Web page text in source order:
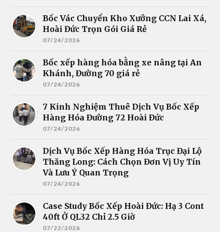
Bốc Vác Chuyển Kho Xưởng CCN Lai Xá,
Hoài Đức Trọn Gói Giá Rẻ
07/24/2026
Bốc xếp hàng hóa bằng xe nâng tại An
Khánh, Đường 70 giá rẻ
07/24/2026
7 Kinh Nghiệm Thuê Dịch Vụ Bốc Xếp
Hàng Hóa Đường 72 Hoài Đức
07/24/2026
Dịch Vụ Bốc Xếp Hàng Hóa Trục Đại Lộ
Thăng Long: Cách Chọn Đơn Vị Uy Tín
Và Lưu Ý Quan Trọng
07/24/2026
Case Study Bốc Xếp Hoài Đức: Hạ 3 Cont
40ft Ở QL32 Chỉ 2.5 Giờ
07/22/2026